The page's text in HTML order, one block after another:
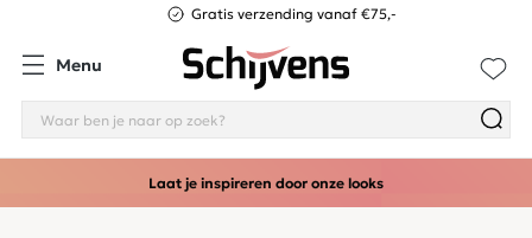
Gratis verzending vanaf €75,-
Menu
Laat je inspireren door onze looks